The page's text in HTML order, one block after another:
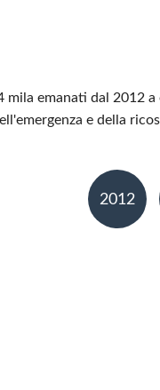
emanati dal 2012
e della
2012